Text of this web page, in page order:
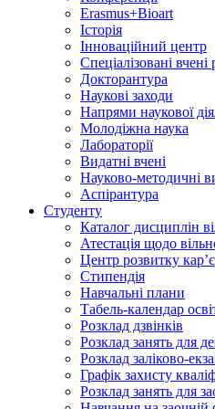
Erasmus+Bioart
Історія
Інноваційний центр
Спеціалізовані вчені
Докторантура
Наукові заходи
Напрями наукової
Молодіжна наука
Лабораторії
Видатні вчені
Науково-методичні
Аспірантура
Студенту
Каталог дисциплін
Атестація щодо
Центр розвитку
Стипендія
Навчальні плани
Табель-календар
Розклад дзвінків
Розклад занять для
Розклад заліково-
Графік захисту
Розклад занять для